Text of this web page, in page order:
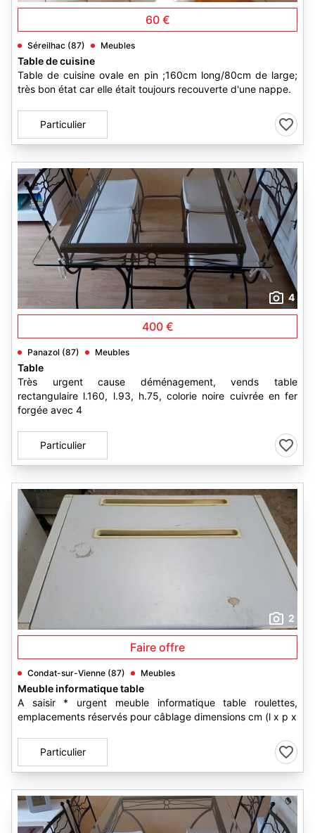
60 €
Séreilhac (87) Meubles
Table de cuisine
Table de cuisine ovale en pin ;160cm long/80cm de large;
très bon état car elle était toujours recouverte d'une nappe.
Particulier
4
400 €
Panazol (87) Meubles
Table
Très urgent cause déménagement, vends table
rectangulaire l.160, l.93, h.75, colorie noire cuivrée en fer
forgée avec 4
Particulier
2
Faire offre
Condat-sur-Vienne (87) Meubles
Meuble informatique table
A saisir * urgent meuble informatique table roulettes,
emplacements réservés pour câblage dimensions cm (l x p x
Particulier